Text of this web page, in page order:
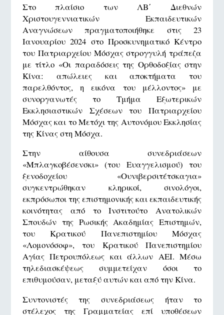
Στο πλαίσιο των ΛΒ΄ Διεθνών
Χριστουγεννιατικών Εκπαιδευτικών
Αναγνώσεων πραγματοποιήθηκε στις 23
Ιανουαρίου 2024 στο Προσκυνηματικό Κέντρο
του Πατριαρχείου Μόσχας στρογγυλή τράπεζα
με τίτλο «Οι παραδόσεις της Ορθοδοξίας στην
Κίνα: απώλειες και αποκτήματα του
παρελθόντος, η εικόνα του μέλλοντος» με
συνοργανωτές το Τμήμα Εξωτερικών
Εκκλησιαστικών Σχέσεων του Πατριαρχείου
Μόσχας και το Μετόχι της Αυτονόμου Εκκλησίας
της Κίνας στη Μόσχα.
Στην αίθουσα συνεδριάσεων
«Μπλαγκοβέσενσκι» (του Ευαγγελισμού) του
ξενοδοχείου «Ουνιβερσιτέτσκαγια»
συγκεντρώθηκαν κληρικοί, σινολόγοι,
εκπρόσωποι της επιστημονικής και εκπαιδευτικής
κοινότητας από το Ινστιτούτο Ανατολικών
Σπουδών της Ρωσικής Ακαδημίας Επιστημών,
του Κρατικού Πανεπιστημίου Μόσχας
«Λομονόσοφ», του Κρατικού Πανεπιστημίου
Αγίας Πετρουπόλεως και άλλων ΑΕΙ. Μέσω
τηλεδιασκέψεως συμμετείχαν όσοι το
επιθυμούσαν, μεταξύ αυτών και από την Κίνα.
Συντονιστές της συνεδριάσεως ήταν το
στέλεχος της Γραμματείας επί υποθέσεων